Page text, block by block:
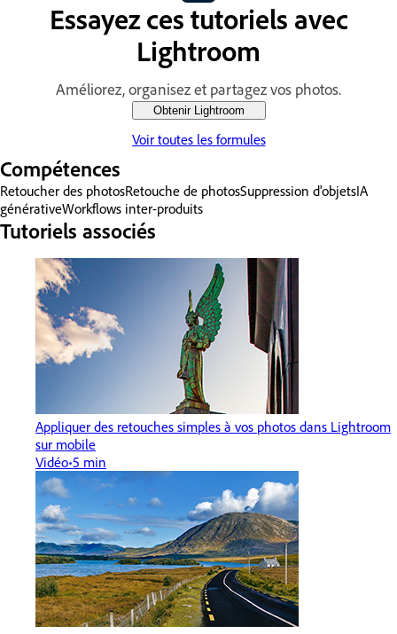
Essayez ces tutoriels avec
Lightroom
Améliorez, organisez et partagez vos photos.
Obtenir Lightroom
Voir toutes les formules
Compétences
Retoucher des photosRetouche de photosSuppression d'objetsIA
générativeWorkflows inter-produits
Tutoriels associés
Appliquer des retouches simples à vos photos dans Lightroom
sur mobile
Vidéo 5 min